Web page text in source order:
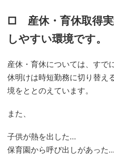
□ 産休・育休取得実
しやすい環境です。
産休・育休については、すで
休明けは時短勤務に切り替え
境をととのえています。
また、
子供が熱を出した…
保育園から呼び出しがあった…